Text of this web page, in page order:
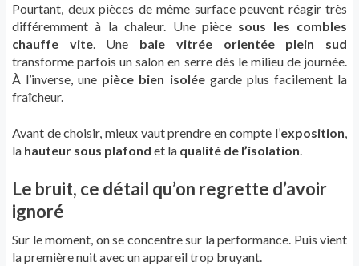
Pourtant, deux pièces de même surface peuvent réagir très
différemment à la chaleur. Une pièce sous les combles
chauffe vite. Une baie vitrée orientée plein sud
transforme parfois un salon en serre dès le milieu de journée.
À l’inverse, une pièce bien isoléegarde plus facilement la
fraîcheur.
Avant de choisir, mieux vaut prendre en compte l’exposition,
la hauteur sous plafond et la qualité de l’isolation.
Le bruit, ce détail qu’on regrette d’avoir
ignoré
Sur le moment, on se concentre sur la performance. Puis vient
la première nuit avec un appareil trop bruyant.